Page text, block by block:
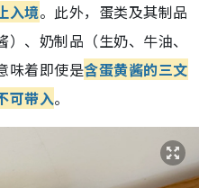
入境。此外，蛋类及其制品
）、奶制品（生奶、牛油、
味着即使是含蛋黄酱的三文
可带入。